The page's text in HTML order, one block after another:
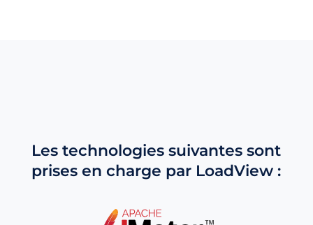
Les technologies suivantes sont
prises en charge par LoadView :